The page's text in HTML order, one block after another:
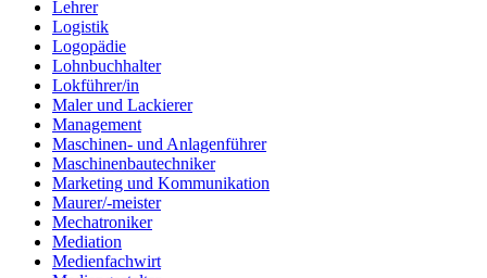
Lehrer
Logistik
Logopädie
Lohnbuchhalter
Lokführer/in
Maler und Lackierer
Management
Maschinen- und Anlagenführer
Maschinenbautechniker
Marketing und Kommunikation
Maurer/-meister
Mechatroniker
Mediation
Medienfachwirt